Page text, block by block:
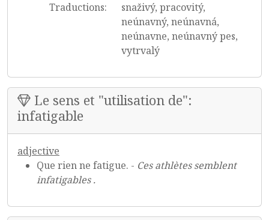
Traductions:
snaživý, pracovitý,
neúnavný, neúnavná,
neúnavne, neúnavný pes,
vytrvalý
Le sens et "utilisation de":
infatigable
adjective
Que rien ne fatigue. - Ces athlètes semblent
infatigables .